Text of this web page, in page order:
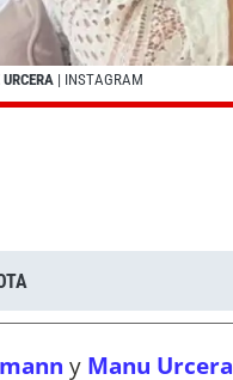
| INSTAGRAM
y Manu Urcera